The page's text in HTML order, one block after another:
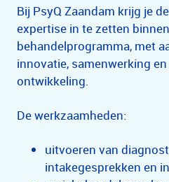
Bij PsyQ Zaandam krijg je
expertise in te zetten
behandelprogramma, met
innovatie, samenwerking
ontwikkeling.
De werkzaamheden:
uitvoeren van
intakegesprekken en